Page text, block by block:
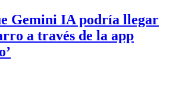
Gemini IA podría llegar
a través de la app